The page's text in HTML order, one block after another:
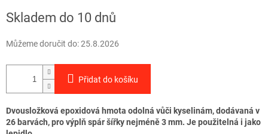
cena:
Skladem do 10 dnů
Můžeme doručit do:25.8.2026
Přidat do košíku
Dvousložková epoxidová hmota odolná vůči kyselinám, dodávaná v
26 barvách, pro výplň spár šířky nejméně 3 mm. Je použitelná i jako